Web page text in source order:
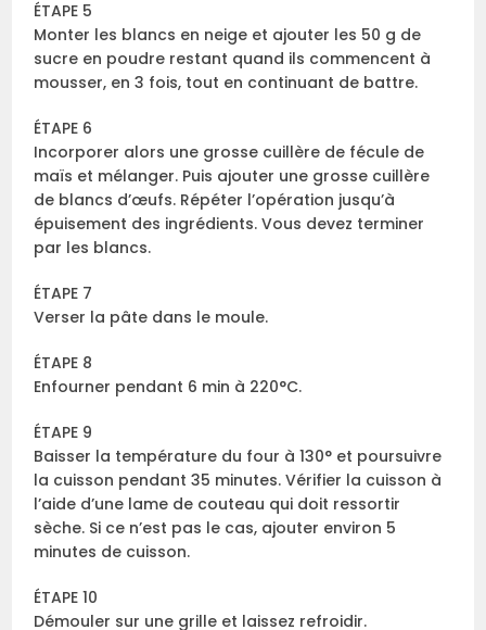
ÉTAPE 5
Monter les blancs en neige et ajouter les 50 g de
sucre en poudre restant quand ils commencent à
mousser, en 3 fois, tout en continuant de battre.
ÉTAPE 6
Incorporer alors une grosse cuillère de fécule de
maïs et mélanger. Puis ajouter une grosse cuillère
de blancs d’œufs. Répéter l’opération jusqu’à
épuisement des ingrédients. Vous devez terminer
par les blancs.
ÉTAPE 7
Verser la pâte dans le moule.
ÉTAPE 8
Enfourner pendant 6 min à 220°C.
ÉTAPE 9
Baisser la température du four à 130° et poursuivre
la cuisson pendant 35 minutes. Vérifier la cuisson à
l’aide d’une lame de couteau qui doit ressortir
sèche. Si ce n’est pas le cas, ajouter environ 5
minutes de cuisson.
ÉTAPE 10
Démouler sur une grille et laissez refroidir.